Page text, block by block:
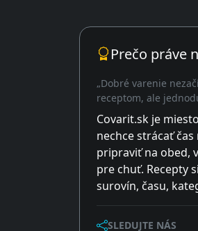
Prečo práve
„Dobré varenie
receptom, ale
Covarit.sk je
nechce strácať
pripraviť na obed,
pre chuť. Recepty
surovín, času,
SLEDUJTE NÁS